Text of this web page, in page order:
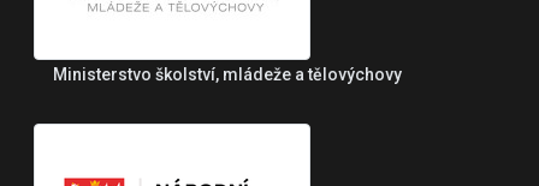
Ministerstvo školství, mládeže a tělovýchovy